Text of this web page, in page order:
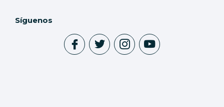
Síguenos